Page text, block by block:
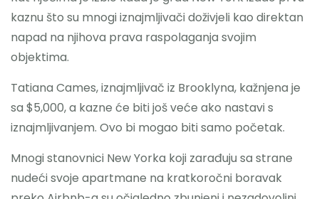
kaznu što su mnogi iznajmljivači doživjeli kao direktan
napad na njihova prava raspolaganja svojim
objektima.
Tatiana Cames, iznajmljivač iz Brooklyna, kažnjena je
sa $5,000, a kazne će biti još veće ako nastavi s
iznajmljivanjem. Ovo bi mogao biti samo početak.
Mnogi stanovnici New Yorka koji zarađuju sa strane
nudeći svoje apartmane na kratkoročni boravak